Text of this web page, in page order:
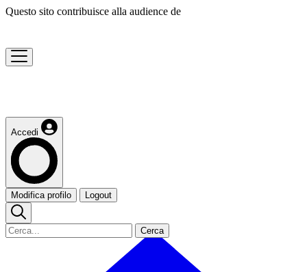
Questo sito contribuisce alla audience de
Accedi
Modifica profilo Logout
Cerca